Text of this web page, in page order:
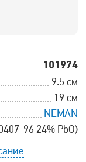
101974
9.5 см
19 см
NEMAN
96 24% PbO)